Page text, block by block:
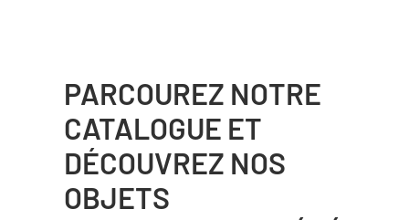
PARCOUREZ NOTRE
CATALOGUE ET
DÉCOUVREZ NOS
OBJETS